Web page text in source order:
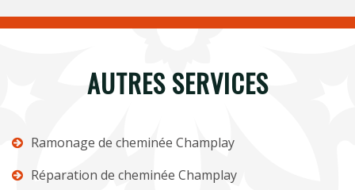
AUTRES SERVICES
Ramonage de cheminée Champlay
Réparation de cheminée Champlay